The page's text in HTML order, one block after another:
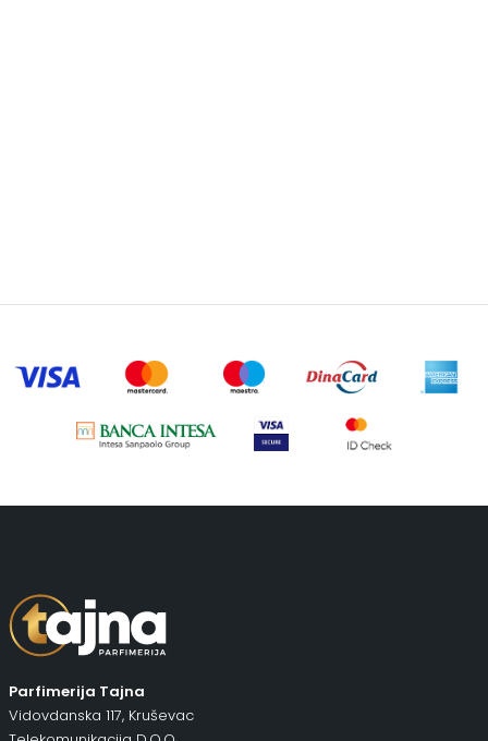
Parfimerija Tajna
Vidovdanska 117, Kruševac